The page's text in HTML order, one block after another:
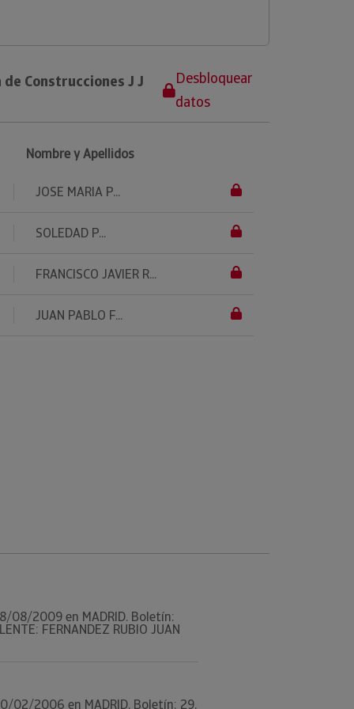
Construcciones J J
Desbloquear
datos
Nombre y Apellidos
JOSE MARIA P...
SOLEDAD P...
FRANCISCO JAVIER R...
JUAN PABLO F...
08/2009 en MADRID. Boletín:
FERNANDEZ RUBIO JUAN
02/2006 en MADRID. Boletín: 29,